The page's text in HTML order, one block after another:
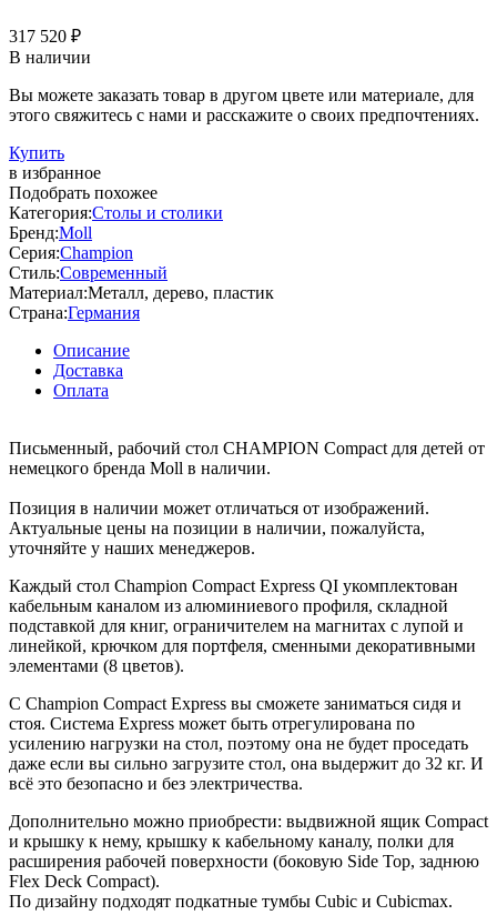
317 520 ₽
В наличии
Вы можете заказать товар в другом цвете или материале, для
этого свяжитесь с нами и расскажите о своих предпочтениях.
Купить
в избранное
Подобрать похожее
Категория:Столы и столики
Бренд:Moll
Серия:Champion
Стиль:Современный
Материал:Металл, дерево, пластик
Страна:Германия
Описание
Доставка
Оплата
Письменный, рабочий стол CHAMPION Compact для детей от
немецкого бренда Moll в наличии.
Позиция в наличии может отличаться от изображений.
Актуальные цены на позиции в наличии, пожалуйста,
уточняйте у наших менеджеров.
Каждый стол Champion Compact Express QI укомплектован
кабельным каналом из алюминиевого профиля, складной
подставкой для книг, ограничителем на магнитах с лупой и
линейкой, крючком для портфеля, сменными декоративными
элементами (8 цветов).
С Champion Compact Express вы сможете заниматься сидя и
стоя. Система Express может быть отрегулирована по
усилению нагрузки на стол, поэтому она не будет проседать
даже если вы сильно загрузите стол, она выдержит до 32 кг. И
всё это безопасно и без электричества.
Дополнительно можно приобрести: выдвижной ящик Compact
и крышку к нему, крышку к кабельному каналу, полки для
расширения рабочей поверхности (боковую Side Top, заднюю
Flex Deck Compact).
По дизайну подходят подкатные тумбы Cubic и Cubicmax.